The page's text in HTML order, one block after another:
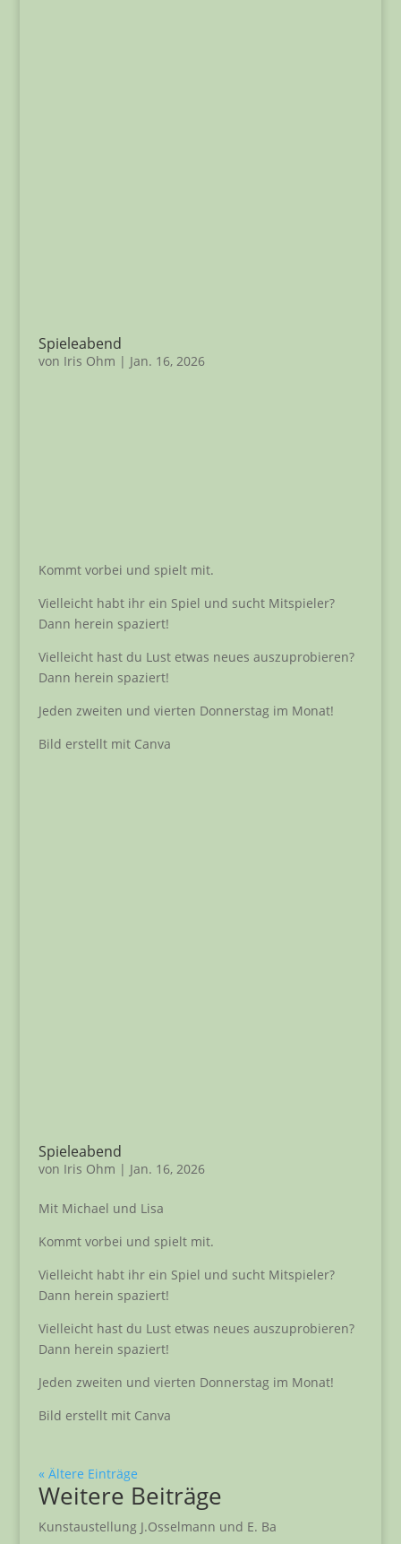
Spieleabend
von Iris Ohm | Jan. 16, 2026
Kommt vorbei und spielt mit.
Vielleicht habt ihr ein Spiel und sucht Mitspieler?
Dann herein spaziert!
Vielleicht hast du Lust etwas neues auszuprobieren?
Dann herein spaziert!
Jeden zweiten und vierten Donnerstag im Monat!
Bild erstellt mit Canva
Spieleabend
von Iris Ohm | Jan. 16, 2026
Mit Michael und Lisa
Kommt vorbei und spielt mit.
Vielleicht habt ihr ein Spiel und sucht Mitspieler?
Dann herein spaziert!
Vielleicht hast du Lust etwas neues auszuprobieren?
Dann herein spaziert!
Jeden zweiten und vierten Donnerstag im Monat!
Bild erstellt mit Canva
« Ältere Einträge
Weitere Beiträge
Kunstaustellung J.Osselmann und E. Ba